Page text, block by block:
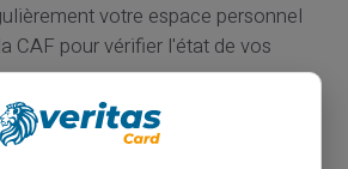
votre espace personnel
CAF pour vérifier l'état de vos
d'éligibilité pour anticiper
ajuster vos démarches.